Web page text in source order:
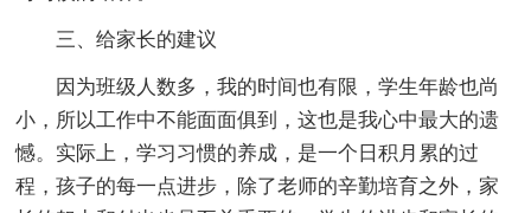
三、给家长的建议
因为班级人数多，我的时间也有限，学生年龄也尚
小，所以工作中不能面面俱到，这也是我心中最大的遗
憾。实际上，学习习惯的养成，是一个日积月累的过
程，孩子的每一点进步，除了老师的辛勤培育之外，家